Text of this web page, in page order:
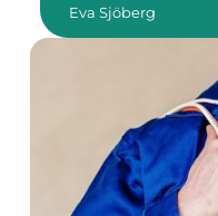
Eva Sjöberg